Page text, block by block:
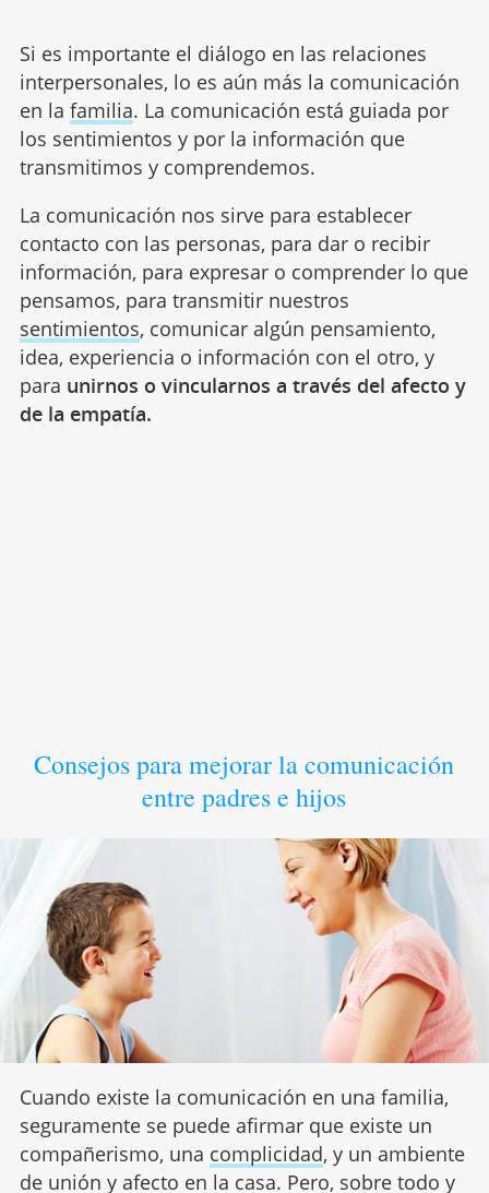
Si es importante el diálogo en las relaciones
interpersonales, lo es aún más la comunicación
en la familia. La comunicación está guiada por
los sentimientos y por la información que
transmitimos y comprendemos.
La comunicación nos sirve para establecer
contacto con las personas, para dar o recibir
información, para expresar o comprender lo que
pensamos, para transmitir nuestros
sentimientos, comunicar algún pensamiento,
idea, experiencia o información con el otro, y
para unirnos o vincularnos a través del afecto y
de la empatía.
Consejos para mejorar la comunicación
entre padres e hijos
Cuando existe la comunicación en una familia,
seguramente se puede afirmar que existe un
compañerismo, una complicidad, y un ambiente
de unión y afecto en la casa. Pero, sobre todo y